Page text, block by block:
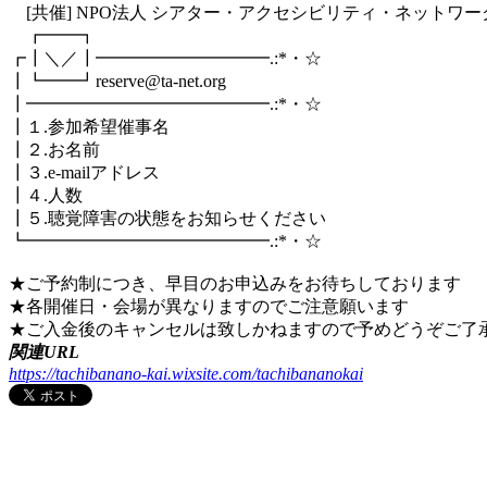
[共催] NPO法人 シアター・アクセシビリティ・ネットワー
┏━━┓
┏┃＼／┃━━━━━━━━━━.:*・☆
┃┗━━┛reserve@ta-net.org
┃━━━━━━━━━━━━━━.:*・☆
┃１.参加希望催事名
┃２.お名前
┃３.e-mailアドレス
┃４.人数
┃５.聴覚障害の状態をお知らせください
┗━━━━━━━━━━━━━━.:*・☆
★ご予約制につき、早目のお申込みをお待ちしております
★各開催日・会場が異なりますのでご注意願います
★ご入金後のキャンセルは致しかねますので予めどうぞご了
関連URL
https://tachibanano-kai.wixsite.com/tachibananokai